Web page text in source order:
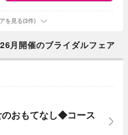
を見る(3件)
開催のブライダルフェア
のおもてなし◆コース